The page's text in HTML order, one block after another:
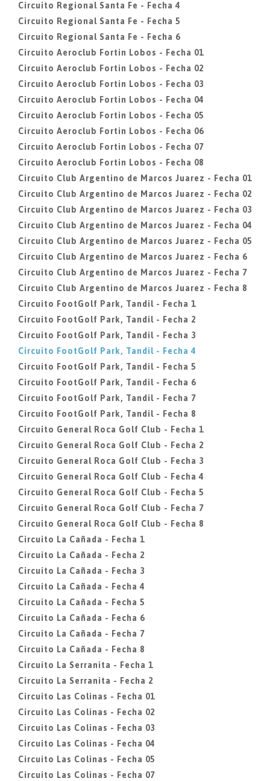
Circuito Regional Santa Fe - Fecha 4
Circuito Regional Santa Fe - Fecha 5
Circuito Regional Santa Fe - Fecha 6
Circuito Aeroclub Fortin Lobos - Fecha 01
Circuito Aeroclub Fortin Lobos - Fecha 02
Circuito Aeroclub Fortin Lobos - Fecha 03
Circuito Aeroclub Fortin Lobos - Fecha 04
Circuito Aeroclub Fortin Lobos - Fecha 05
Circuito Aeroclub Fortin Lobos - Fecha 06
Circuito Aeroclub Fortin Lobos - Fecha 07
Circuito Aeroclub Fortin Lobos - Fecha 08
Circuito Club Argentino de Marcos Juarez - Fecha 01
Circuito Club Argentino de Marcos Juarez - Fecha 02
Circuito Club Argentino de Marcos Juarez - Fecha 03
Circuito Club Argentino de Marcos Juarez - Fecha 04
Circuito Club Argentino de Marcos Juarez - Fecha 05
Circuito Club Argentino de Marcos Juarez - Fecha 6
Circuito Club Argentino de Marcos Juarez - Fecha 7
Circuito Club Argentino de Marcos Juarez - Fecha 8
Circuito FootGolf Park, Tandil - Fecha 1
Circuito FootGolf Park, Tandil - Fecha 2
Circuito FootGolf Park, Tandil - Fecha 3
Circuito FootGolf Park, Tandil - Fecha 4
Circuito FootGolf Park, Tandil - Fecha 5
Circuito FootGolf Park, Tandil - Fecha 6
Circuito FootGolf Park, Tandil - Fecha 7
Circuito FootGolf Park, Tandil - Fecha 8
Circuito General Roca Golf Club - Fecha 1
Circuito General Roca Golf Club - Fecha 2
Circuito General Roca Golf Club - Fecha 3
Circuito General Roca Golf Club - Fecha 4
Circuito General Roca Golf Club - Fecha 5
Circuito General Roca Golf Club - Fecha 7
Circuito General Roca Golf Club - Fecha 8
Circuito La Cañada - Fecha 1
Circuito La Cañada - Fecha 2
Circuito La Cañada - Fecha 3
Circuito La Cañada - Fecha 4
Circuito La Cañada - Fecha 5
Circuito La Cañada - Fecha 6
Circuito La Cañada - Fecha 7
Circuito La Cañada - Fecha 8
Circuito La Serranita - Fecha 1
Circuito La Serranita - Fecha 2
Circuito Las Colinas - Fecha 01
Circuito Las Colinas - Fecha 02
Circuito Las Colinas - Fecha 03
Circuito Las Colinas - Fecha 04
Circuito Las Colinas - Fecha 05
Circuito Las Colinas - Fecha 07